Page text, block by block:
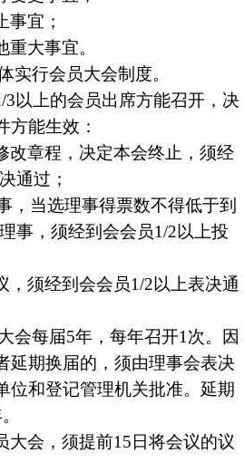
事宜；
重大事宜。
实行会员大会制度。
3以上的会员出席方能召开，决
方能生效：
改章程，决定本会终止，须经
通过；
，当选理事得票数不得低于到
事，须经到会会员1/2以上投
，须经到会会员1/2以上表决通
会每届5年，每年召开1次。因
延期换届的，须由理事会表决
位和登记管理机关批准。延期
大会，须提前15日将会议的议